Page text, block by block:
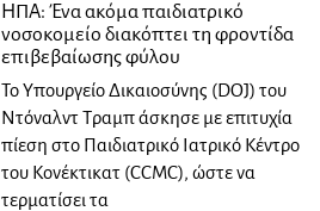
ΗΠΑ: Ένα ακόμα παιδιατρικό
νοσοκομείο διακόπτει τη φροντίδα
επιβεβαίωσης φύλου
Το Υπουργείο Δικαιοσύνης (DOJ) του
Ντόναλντ Τραμπ άσκησε με επιτυχία
πίεση στο Παιδιατρικό Ιατρικό Κέντρο
του Κονέκτικατ (CCMC), ώστε να
τερματίσει τα